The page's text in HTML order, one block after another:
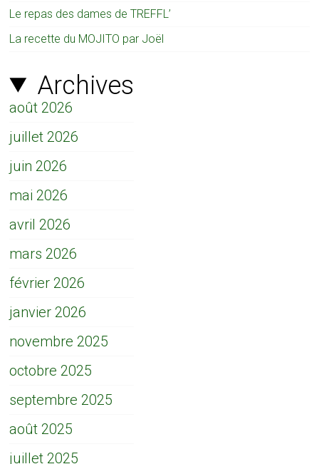
Le repas des dames de TREFFL’
La recette du MOJITO par Joël
Archives
août 2026
juillet 2026
juin 2026
mai 2026
avril 2026
mars 2026
février 2026
janvier 2026
novembre 2025
octobre 2025
septembre 2025
août 2025
juillet 2025